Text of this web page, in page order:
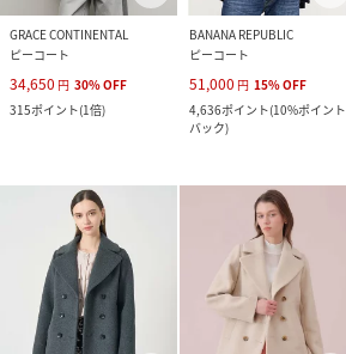
GRACE CONTINENTAL
ピーコート
34,650 円 30%OFF
315ポイント(1倍)
BANANA REPUBLIC
ピーコート
51,000 円 15%OFF
4,636ポイント(10%ポイント
バック)